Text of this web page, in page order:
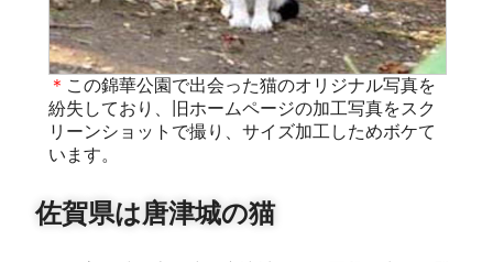
＊ この錦華公園で出会った猫のオリジナル写真を
紛失しており、旧ホームページの加工写真をスク
リーンショットで撮り、サイズ加工しためボケて
います。
佐賀県は唐津城の猫